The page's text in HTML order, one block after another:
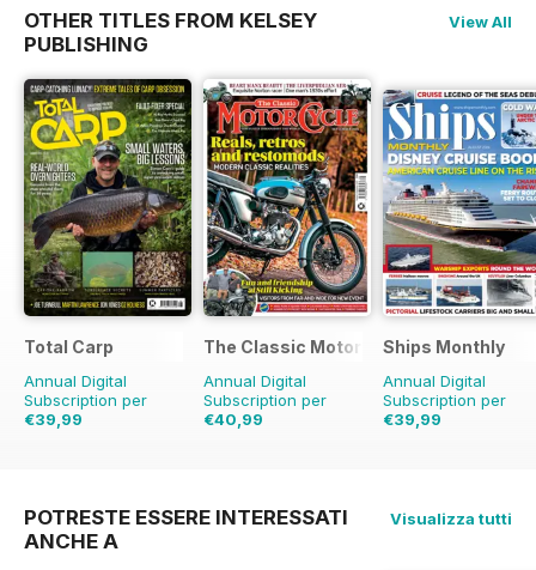
OTHER TITLES FROM KELSEY
PUBLISHING
View All
Total Carp
Annual Digital
Subscription per
€39,99
The Classic MotorCycle
Annual Digital
Subscription per
€40,99
Ships Monthly
Annual Digital
Subscription per
€39,99
POTRESTE ESSERE INTERESSATI
ANCHE A
Visualizza tutti